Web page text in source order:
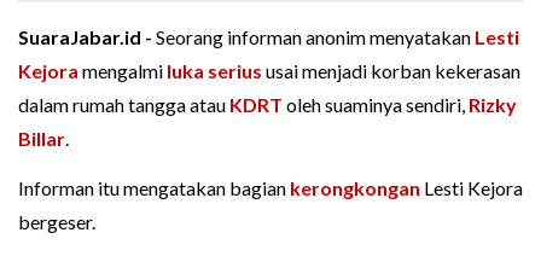
SuaraJabar.id - Seorang informan anonim menyatakan Lesti
Kejora mengalmi luka serius usai menjadi korban kekerasan
dalam rumah tangga atau KDRT oleh suaminya sendiri, Rizky
Billar.
Informan itu mengatakan bagian kerongkongan Lesti Kejora
bergeser.